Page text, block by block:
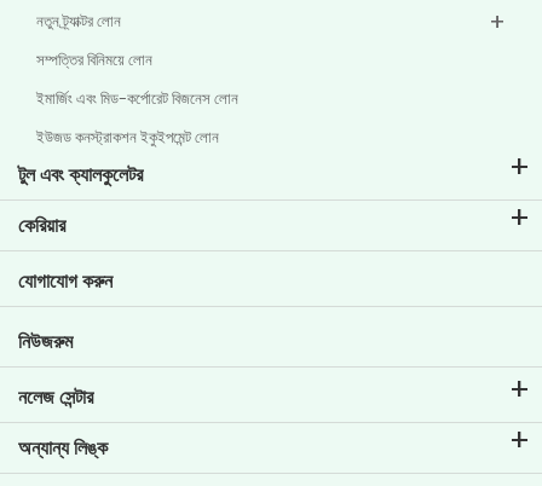
নতুন ট্র্যাক্টর লোন
সম্পত্তির বিনিময়ে লোন
ইমার্জিং এবং মিড-কর্পোরেট বিজনেস লোন
ইউজড কনস্ট্রাকশন ইকুইপমেন্ট লোন
টুল এবং ক্যালকুলেটর
ইএমআই ক্যালকুলেটর
টু-হুইলার লোনের ইএমআই ক্যালকুলেটার
গাড়ির ভ্যালুয়েশন টুল
কেরিয়ার
বর্তমান কর্মখালি
যোগাযোগ করুন
নিউজরুম
নলেজ সেন্টার
ব্লগ
এফএকিউ-গুলি
অন্যান্য লিঙ্ক